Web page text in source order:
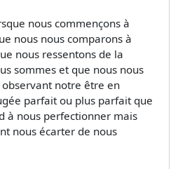
nous commençons à
nous nous comparons à
nous ressentons de la
sommes et que nous nous
notre être en
parfait ou plus parfait que
à nous perfectionner mais
nous écarter de nous